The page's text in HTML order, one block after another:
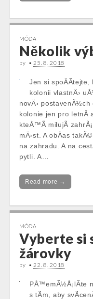
MÓDA
Několik
by • 25. 8. 2018
Jen si spoÄÃ­tejte,
kolonii vlastnÄ›
novÄ›
kolonie jen pro letnÃ­
kteÅ™Ã­ milujÃ­
mÄ›st. A obÄas
na zahradu. A na
pytli. A…
Read more →
MÓDA
Vyberte si
žárovky
by • 22. 8. 2018
PÅ™emÃ½Å¡lÃ­te
s tÃ­m, aby